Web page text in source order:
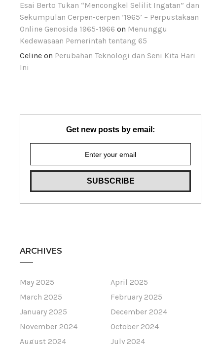
Esai Berto Tukan “Mencongkel Selilit Ingatan” dan
Sekumpulan Cerpen-cerpen ’1965’ – Perpustakaan
Online Genosida 1965-1966 on Menunggu
Kedewasaan Pemerintah tentang 65
Celine on Perubahan Teknologi dan Seni Kita Hari
Ini
Get new posts by email:
ARCHIVES
May 2025
April 2025
March 2025
February 2025
January 2025
December 2024
November 2024
October 2024
August 2024
July 2024